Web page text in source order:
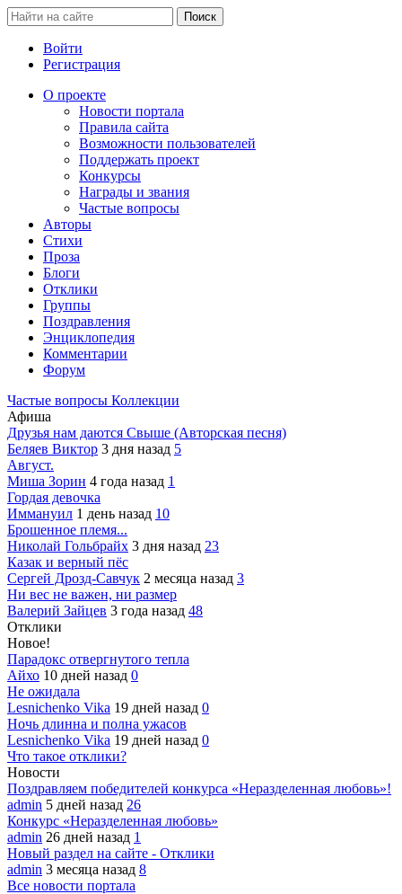
Войти
Регистрация
О проекте
Новости портала
Правила сайта
Возможности пользователей
Поддержать проект
Конкурсы
Награды и звания
Частые вопросы
Авторы
Стихи
Проза
Блоги
Отклики
Группы
Поздравления
Энциклопедия
Комментарии
Форум
Частые вопросы Коллекции
Афиша
Друзья нам даются Свыше (Авторская песня)
Беляев Виктор 3 дня назад 5
Август.
Миша Зорин 4 года назад 1
Гордая девочка
Иммануил 1 день назад 10
Брошенное племя...
Николай Гольбрайх 3 дня назад 23
Казак и верный пёс
Сергей Дрозд-Савчук 2 месяца назад 3
Ни вес не важен, ни размер
Валерий Зайцев 3 года назад 48
Отклики
Новое!
Парадокс отвергнутого тепла
Айхо 10 дней назад 0
Не ожидала
Lesnichenko Vika 19 дней назад 0
Ночь длинна и полна ужасов
Lesnichenko Vika 19 дней назад 0
Что такое отклики?
Новости
Поздравляем победителей конкурса «Неразделенная любовь»!
admin 5 дней назад 26
Конкурс «Неразделенная любовь»
admin 26 дней назад 1
Новый раздел на сайте - Отклики
admin 3 месяца назад 8
Все новости портала